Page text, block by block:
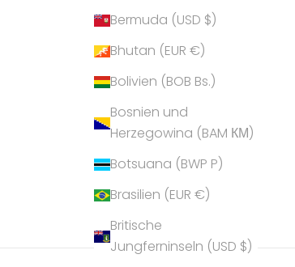
Bermuda (USD $)
Bhutan (EUR €)
Bolivien (BOB Bs.)
Bosnien und
Herzegowina (BAM КМ)
Botsuana (BWP P)
Brasilien (EUR €)
Britische
Jungferninseln (USD $)